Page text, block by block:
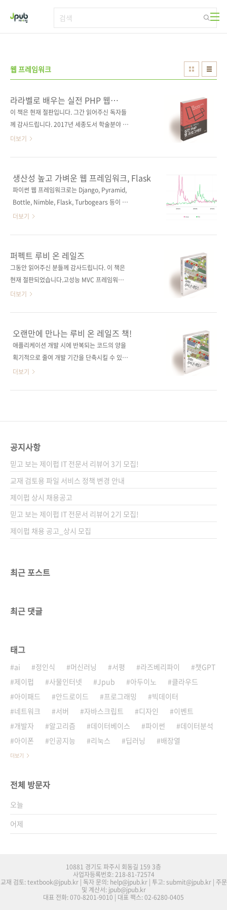
웹 프레임워크
라라벨로 배우는 실전 PHP 웹
프로그래밍
이 책은 현재 절판입니다. 그간 읽어주신 독자들
께 감사드립니다. 2017년 세종도서 학술분야 우
수도서 선정! 풀 스택 데브옵스 웹 개발자를 지향
출판사 제이펍 저자명 김주원 출판일 2016년
11월 23일 페이지 548쪽 시리즈 (없음) 판 형
(188*245*22) 제 본 무선(soft cover) 정 가
(93000) 키워드 웹 프로그래밍 / 웹 개발 / 라라
벨 / PHP / 풀 스택 / 데브옵스 / HTTP / 프레
■ modern PHP user group의 Laravel 페이
지(독자 Q&A 제공) ■ ..
더보기
생산성 높고 가벼운 웹 프레임워크, Flask
파이썬 웹 프레임워크로는 Django, Pyramid,
Bottle, Nimble, Flask, Turbogears 등이 있
는데, 파이썬 좀 한다는 분들에게 파이썬 기반의
최근 분위기가 달라지고 있음을 느낍니다. 각 프
레임워크마다 장단점이 있을 텐데, 스타트업이
많이 생겨나면서 빠른 개발 요구가 높아지고 있
듈 교체가 쉽지 않고, 정규표현식에도 어느 정도
익숙해져야 한다는 단점이 있어서인지 최근에는
눈길을 주고 있는 것 같습니다. (참고: 가장 많이
쓰이는 파이썬 웹 프레임워크 비교 문서는 다음
의 링크를 참고하세요...
더보기
퍼펙트 루비 온 레일즈
그동안 읽어주신 분들께 감사드립니다. 이 책은
현재 절판되었습니다.고성능 MVC 프레임워크
의 모든 기능을 체계적으로 배우자! 출판사 제이
ISBN: 9784774164106)저자명 야마다 요시히
로역자명 윤인성출판일 2015년 11월 30일페이
지 660쪽시리즈 (없음)판 형 (188*245*30)제
11-85890-32-6 (93000)키워드 Ruby / Rails
/ 프레임워크 / 웹 개발 / MVC / 패턴 / 클라이언
더보기
오랜만에 만나는 루비 온 레일즈 책!
애플리케이션 개발 시에 반복되는 코드의 양을
획기적으로 줄여 개발 기간을 단축시킬 수 있다
는 장점 때문에 우리나라는 물론, 실리콘 밸리를
많지 않은 것 같습니다. 몇 권의 책이 출간되었지
지 않고 판매되고 있는 서적도 버전 차이로 학습
하기 어려운 것으로 알고 있습니다. 그래서 우리
나라에도 최신 버전의 제대로 된 책 하나는 있어
야 하겠다고 판단해서 만든 책인데요. 출간되기
전에 먼저 살펴보신 베타리더들로부터도 내용과
구..
더보기
공지사항
믿고 보는 제이펍 IT 전문서 리뷰어 3기 모집!
교재 검토용 파일 서비스 정책 변경 안내
제이펍 상시 채용공고
믿고 보는 제이펍 IT 전문서 리뷰어 2기 모집!
제이펍 채용 공고_상시 모집
최근 포스트
최근 댓글
태그
ai 정인식 머신러닝 서평 라즈베리파이
챗GPT
제이펍
사물인터넷 Jpub 아두이노
클라우드
아이패드
안드로이드 프로그래밍
빅데이터
네트워크
서버 자바스크립트 디자인
이벤트
개발자
알고리즘 데이터베이스 파이썬
데이터분석
아이폰
인공지능 리눅스 딥러닝 배장열
더보기
전체 방문자
오늘
어제
10881 경기도 파주시 회동길 159 3층
사업자등록번호: 218-81-72574
교재 검토: textbook@jpub.kr | 독자 문의: help@jpub.kr | 투고: submit@jpub.kr | 주문
및 계산서: jpub@jpub.kr
대표 전화: 070-8201-9010 | 대표 팩스: 02-6280-0405